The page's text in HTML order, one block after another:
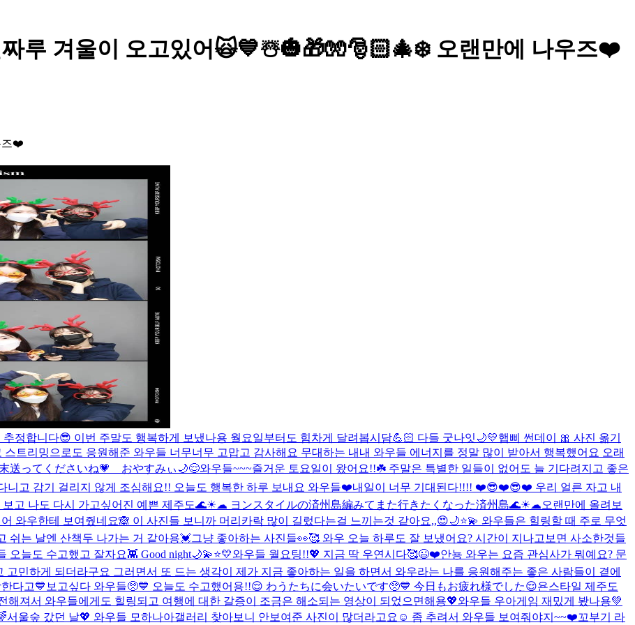
루 겨울이 오고있어🙀💙☃️🎃🎁🧤🎅🏻🎄❄️ 오랜만에 나우즈❤️
즈❤️
정합니다😎 이번 주말도 행복하게 보냈나용 월요일부터도 힘차게 달려봅시담💪🏻 다들 굿나잇🌙💛햅삐 썬데이 🎀 사진 옮기
트리밍으로도 응원해준 와우들 너무너무 고맙고 감사해요 무대하는 내내 와우들 에너지를 정말 많이 받아서 행복했어요 오래
送ってくださいね💗 おやすみぃ🌙😌와우들~~~즐거운 토요일이 왔어요!!☘️ 주말은 특별한 일들이 없어도 늘 기다려지고 좋은
니고 감기 걸리지 않게 조심해요!! 오늘도 행복한 하루 보내요 와우들❤️내일이 너무 기대된다!!!! ❤️😎❤️😎❤️ 우리 얼른 자고 내
보고 나도 다시 가고싶어진 예쁜 제주도🌊☀︎☁︎ ヨンスタイルの済州島編みてまた行きたくなった済州島🌊☀︎☁︎오랜만에 올려보
와우한테 보여줬네요🙈 이 사진들 보니까 머리카락 많이 길렀다는걸 느끼는것 같아요,,😍🌙⭐️💫 와우들은 힐링할 때 주로 무엇
쉬는 날엔 산책두 나가는 거 같아용💓그냥 좋아하는 사진들👀🥰 와우 오늘 하루도 잘 보냈어요? 시간이 지나고보면 사소한것들
오늘도 수고했고 잘자요👾 Good night🌙💫⭐️💛와우들 월요팅!!💖 지금 딱 우연시다🥰😉❤️안뇽 와우는 요즘 관심사가 뭐예요? 문
민하게 되더라구요 그러면서 또 드는 생각이 제가 지금 좋아하는 일을 하면서 와우라는 나를 응원해주는 좋은 사람들이 곁에
다고💙 보고싶다 와우들🥺💙 오늘도 수고했어용!!😌 わうたちに会いたいです🥺💙 今日もお疲れ様でした😌욘스타일 제주도
져서 와우들에게도 힐링되고 여행에 대한 갈증이 조금은 해소되는 영상이 되었으면해용💖와우들 우아게임 재밌게 봤나용💚
서울숲 갔던 날💖 와우들 모하나아갤러리 찾아보니 안보여준 사진이 많더라고요☺️ 좀 추려서 와우들 보여줘야지~~❤️꼬부기 라